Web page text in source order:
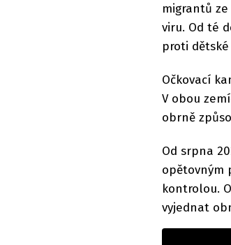
migrantů
viru. Od té
proti
Očkovací
V obou
obrně
Od srpna
opětovným
kontrolou.
vyjednat